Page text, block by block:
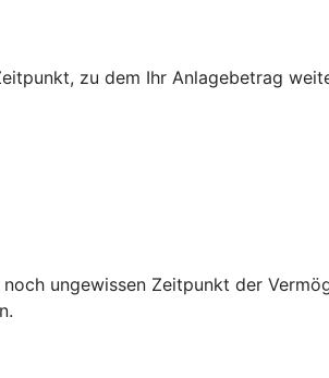
zu dem Ihr Anlagebetrag
ungewissen Zeitpunkt der